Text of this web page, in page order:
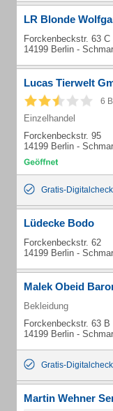
LR Blonde
Forckenbeckstr. 63 C
14199 Berlin -
Lucas Tierwelt
6
Einzelhandel
Forckenbeckstr. 95
14199 Berlin -
Gratis-Digitalcheck
Lüdecke Bodo
Forckenbeckstr. 62
14199 Berlin -
Malek Obeid
Bekleidung
Forckenbeckstr. 63 B
14199 Berlin -
Gratis-Digitalcheck
Martin Wehner